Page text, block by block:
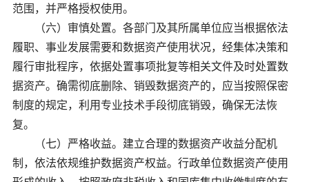
范围，并严格授权使用。
（六）审慎处置。各部门及其所属单位应当根据依法
履职、事业发展需要和数据资产使用状况，经集体决策和
履行审批程序，依据处置事项批复等相关文件及时处置数
据资产。确需彻底删除、销毁数据资产的，应当按照保密
制度的规定，利用专业技术手段彻底销毁，确保无法恢
复。
（七）严格收益。建立合理的数据资产收益分配机
制，依法依规维护数据资产权益。行政单位数据资产使用